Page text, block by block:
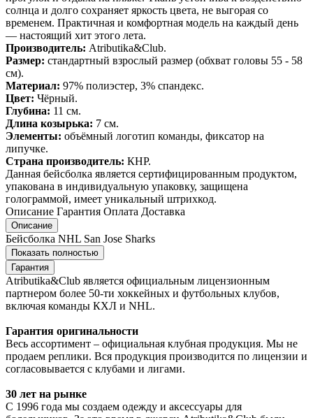
солнца и долго сохраняет яркость цвета, не выгорая со
временем. Практичная и комфортная модель на каждый день
— настоящий хит этого лета.
Производитель: Atributika&Club.
Размер: стандартный взрослый размер (обхват головы 55 - 58
см).
Материал: 97% полиэстер, 3% спандекс.
Цвет: Чёрный.
Глубина: 11 см.
Длина козырька: 7 см.
Элементы: объёмный логотип команды, фиксатор на
липучке.
Страна производитель: КНР.
Данная бейсболка является сертифицированным продуктом,
упакована в индивидуальную упаковку, защищена
голограммой, имеет уникальный штрихкод.
Описание Гарантия Оплата Доставка
Описание
Бейсболка NHL San Jose Sharks
Показать полностью
Гарантия
Atributika&Club является официальным лицензионным
партнером более 50-ти хоккейных и футбольных клубов,
включая команды КХЛ и NHL.
Гарантия оригинальности
Весь ассортимент – официальная клубная продукция. Мы не
продаем реплики. Вся продукция производится по лицензии и
согласовывается с клубами и лигами.
30 лет на рынке
С 1996 года мы создаем одежду и аксессуары для